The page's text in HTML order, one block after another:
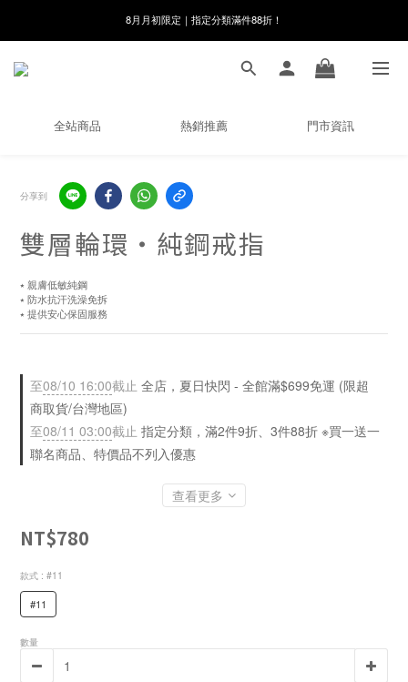
8月月初限定｜指定分類滿件88折！
線在，好事發生｜祈願新品 第2件享9折
🌸新會員限定🌸註冊送$100購物金
全站商品 熱銷推薦 門市資訊
分享到
雙層輪環・純鋼戒指
⭑ 親膚低敏純鋼
⭑ 防水抗汗洗澡免拆
⭑ 提供安心保固服務
至08/10 16:00截止 全店，夏日快閃 - 全館滿$699免運 (限超
商取貨/台灣地區)
至08/11 03:00截止 指定分類，滿2件9折、3件88折 ※買一送一
聯名商品、特價品不列入優惠
查看更多
NT$780
款式 : #11
#11
數量